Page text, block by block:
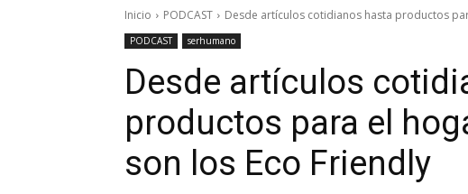
Inicio PODCAST Desde artículos cotidianos hasta productos
PODCAST serhumano
Desde artículos
productos para el
son los Eco Friendly